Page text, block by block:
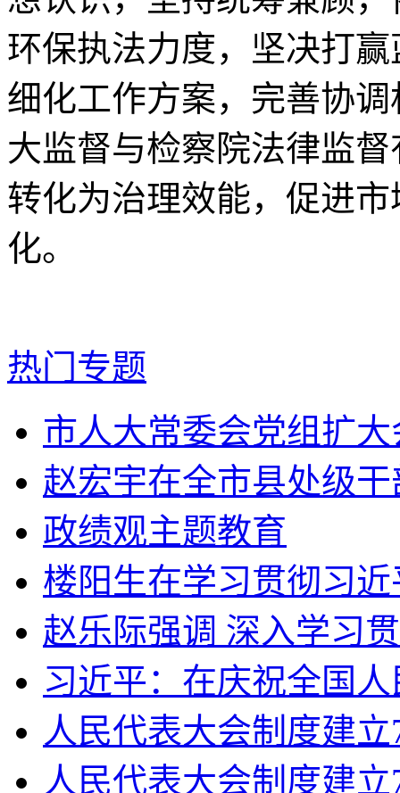
环保执法力度，坚决打
细化工作方案，完善协
大监督与检察院法律监
转化为治理效能，促进
化。
热门专题
市人大常委会党组扩
赵宏宇在全市县处级
政绩观主题教育
楼阳生在学习贯彻习
赵乐际强调 深入学习
习近平：在庆祝全国
人民代表大会制度建
人民代表大会制度建